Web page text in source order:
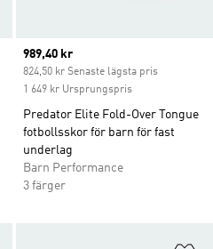
Current price
989,40 kr
824,50 kr Senaste lägsta pris
1 649 kr Ursprungspris
Predator Elite Fold-Over Tongue
fotbollsskor för barn för fast
underlag
Barn Performance
3 färger